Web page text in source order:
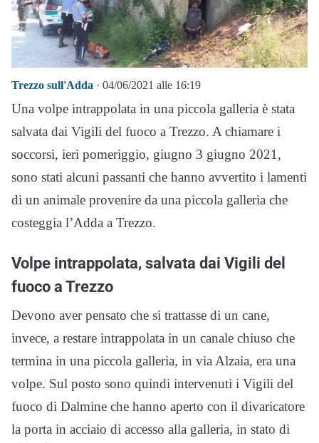
Trezzo sull'Adda · 04/06/2021 alle 16:19
Una volpe intrappolata in una piccola galleria è stata
salvata dai Vigili del fuoco a Trezzo. A chiamare i
soccorsi, ieri pomeriggio, giugno 3 giugno 2021,
sono stati alcuni passanti che hanno avvertito i lamenti
di un animale provenire da una piccola galleria che
costeggia l’Adda a Trezzo.
Volpe intrappolata, salvata dai Vigili del
fuoco a Trezzo
Devono aver pensato che si trattasse di un cane,
invece, a restare intrappolata in un canale chiuso che
termina in una piccola galleria, in via Alzaia, era una
volpe. Sul posto sono quindi intervenuti i Vigili del
fuoco di Dalmine che hanno aperto con il divaricatore
la porta in acciaio di accesso alla galleria, in stato di